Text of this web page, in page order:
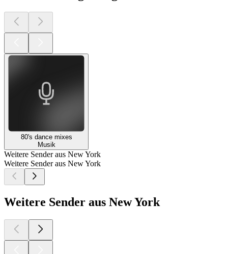
80's dance mixes
Musik
Weitere Sender aus New York
Weitere Sender aus New York
Weitere Sender aus New York